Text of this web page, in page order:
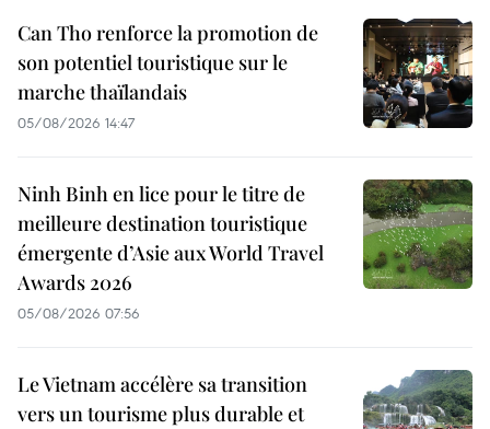
Can Tho renforce la promotion de
son potentiel touristique sur le
marche thaïlandais
05/08/2026 14:47
Ninh Binh en lice pour le titre de
meilleure destination touristique
émergente d’Asie aux World Travel
Awards 2026
05/08/2026 07:56
Le Vietnam accélère sa transition
vers un tourisme plus durable et